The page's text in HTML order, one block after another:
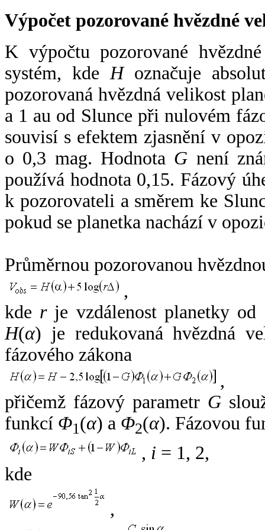
Výpočet pozorované hvězdné
K výpočtu pozorované
systém, kde Hoznačuje
pozorovaná hvězdná velikost
a 1 au od Slunce při nulovém
souvisí s efektem zjasnění v
o 0,3 mag. Hodnota G není
používá hodnota 0,15. Fázový
k pozorovateli a směrem ke
pokud se planetka nachází v
Průměrnou pozorovanou
,
kde rje vzdálenost planetky od
H(α) je redukovaná hvězdná
fázového zákona
,
přičemž fázový parametr G
funkcí Φ1(α) a Φ2(α). Fázovou
, i = 1, 2,
kde
,